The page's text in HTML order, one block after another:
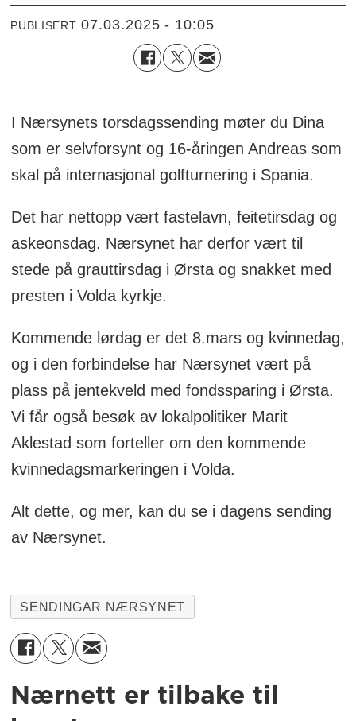
PUBLISERT 07.03.2025 - 10:05
I Nærsynets torsdagssending møter du Dina
som er selvforsynt og 16-åringen Andreas som
skal på internasjonal golfturnering i Spania.
Det har nettopp vært fastelavn, feitetirsdag og
askeonsdag. Nærsynet har derfor vært til
stede på grauttirsdag i Ørsta og snakket med
presten i Volda kyrkje.
Kommende lørdag er det 8.mars og kvinnedag,
og i den forbindelse har Nærsynet vært på
plass på jentekveld med fondssparing i Ørsta.
Vi får også besøk av lokalpolitiker Marit
Aklestad som forteller om den kommende
kvinnedagsmarkeringen i Volda.
Alt dette, og mer, kan du se i dagens sending
av Nærsynet.
SENDINGAR NÆRSYNET
Nærnett er tilbake til